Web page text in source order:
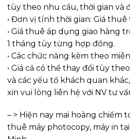
tùy theo nhu cầu, thời gian và
• Đơn vị tính thời gian: Giá thuê
• Giá thuê áp dụng giao hàng
1 tháng tùy từng hợp đồng.
• Các chức năng kèm theo
• Giá cả có thể thay đổi tùy
và các yếu tố khách quan
xin vui lòng liên hệ với NV tư
– > Hiện nay mai hoàng chiếm
thuê máy photocopy, máy in